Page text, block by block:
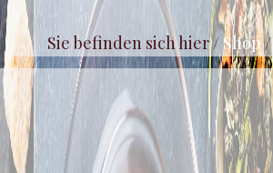
Sie befinden sich hier / Shop/